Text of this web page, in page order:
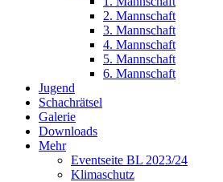
2. Mannschaft
3. Mannschaft
4. Mannschaft
5. Mannschaft
6. Mannschaft
Jugend
Schachrätsel
Galerie
Downloads
Mehr
Eventseite BL 2023/24
Klimaschutz